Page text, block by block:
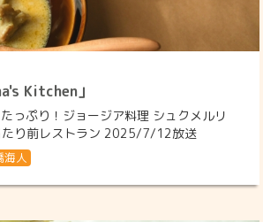
Kitchen」
っぷり！ジョージア料理 シュクメルリ
たり前レストラン 2025/7/12放送
海人